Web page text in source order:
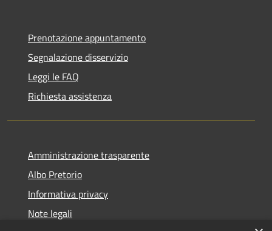
Prenotazione appuntamento
Segnalazione disservizio
Leggi le FAQ
Richiesta assistenza
Amministrazione trasparente
Albo Pretorio
Informativa privacy
Note legali